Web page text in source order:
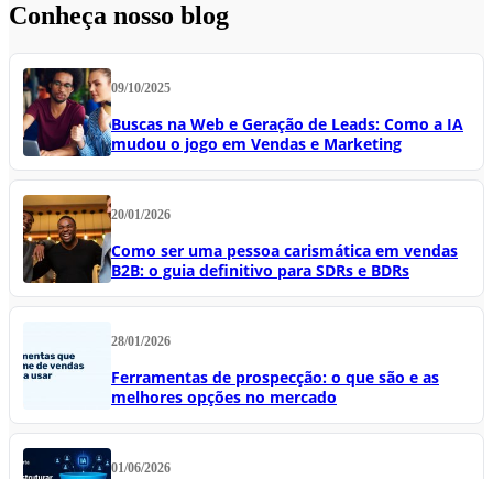
Conheça nosso blog
09/10/2025
Buscas na Web e Geração de Leads: Como a IA
mudou o jogo em Vendas e Marketing
20/01/2026
Como ser uma pessoa carismática em vendas
B2B: o guia definitivo para SDRs e BDRs
28/01/2026
Ferramentas de prospecção: o que são e as
melhores opções no mercado
01/06/2026